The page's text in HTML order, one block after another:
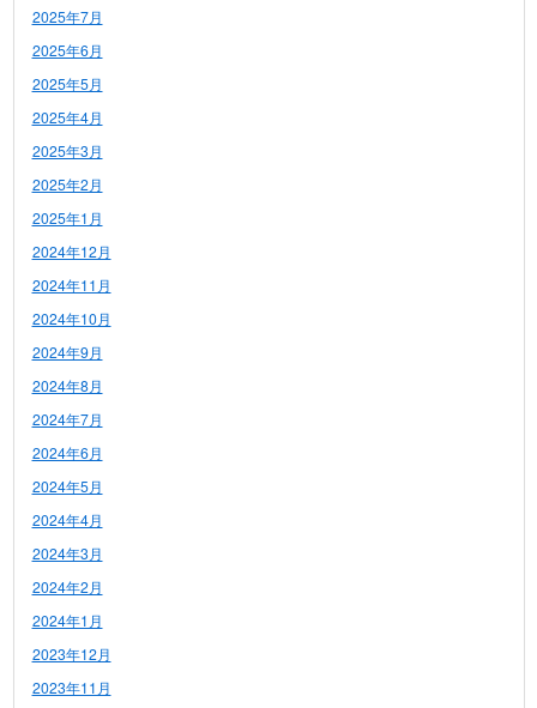
2025年7月
2025年6月
2025年5月
2025年4月
2025年3月
2025年2月
2025年1月
2024年12月
2024年11月
2024年10月
2024年9月
2024年8月
2024年7月
2024年6月
2024年5月
2024年4月
2024年3月
2024年2月
2024年1月
2023年12月
2023年11月